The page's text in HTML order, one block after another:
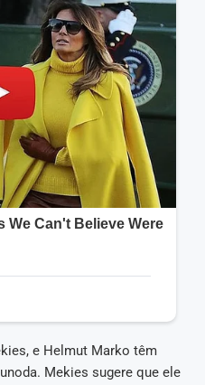
e Helmut Marko têm
Mekies sugere que ele